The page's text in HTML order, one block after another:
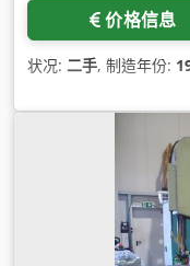
价格信息
状况: 二手, 制造年份: